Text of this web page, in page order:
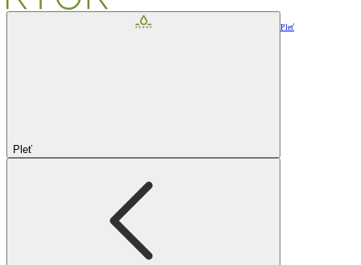
Pleť
Pleť